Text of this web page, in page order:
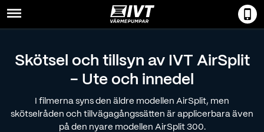
Skötsel och tillsyn av IVT AirSplit
- Ute och innedel
I filmerna syns den äldre modellen AirSplit, men
skötselråden och tillvägagångssätten är applicerbara även
på den nyare modellen AirSplit 300.